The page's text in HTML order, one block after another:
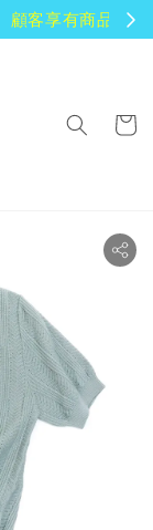
！